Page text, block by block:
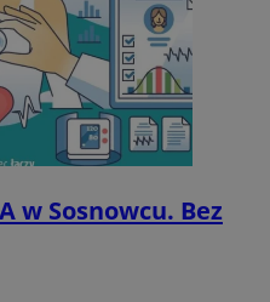
w Sosnowcu. Bez